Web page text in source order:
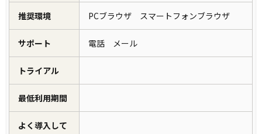
推奨環境 PCブラウザ スマートフォンブラウザ
サポート 電話 メール
トライアル
最低利用期間
よく導入して